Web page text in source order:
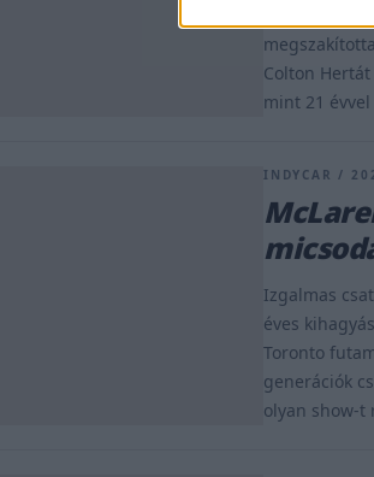
Colton
mint 21
INDYCAR /
Izgalmas
éves
Toronto
generációk
olyan show-t